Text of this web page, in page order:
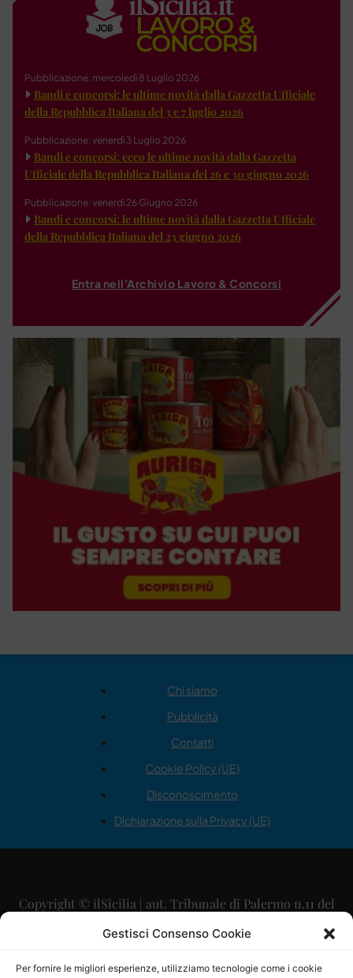
Gestisci Consenso Cookie
Per fornire le migliori esperienze, utilizziamo tecnologie come i cookie
Pubblicazione: mercoledì 8 Luglio 2026
Bandi e concorsi: le ultime novità dalla Gazzetta Ufficiale
della Repubblica Italiana del 3 e 7 luglio 2026
Pubblicazione: venerdì 3 Luglio 2026
Bandi e concorsi: ecco le ultime novità dalla Gazzetta
Ufficiale della Repubblica Italiana del 26 e 30 giugno 2026
Pubblicazione: venerdì 26 Giugno 2026
Bandi e concorsi: le ultime novità dalla Gazzetta Ufficiale
della Repubblica Italiana del 23 giugno 2026
Entra nell'Archivio Lavoro & Concorsi
Chi siamo
Pubblicità
Contatti
Cookie Policy (UE)
Disconoscimento
Dichiarazione sulla Privacy (UE)
Copyright © ilSicilia | aut. Tribunale di Palermo n.11 del
29/09/2015